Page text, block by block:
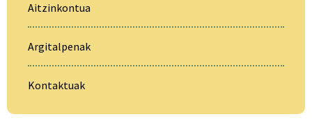
Aitzinkontua
Argitalpenak
Kontaktuak